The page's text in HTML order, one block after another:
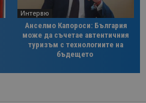
Интервю
Анселмо Капороси: България
може да съчетае автентичния
туризъм с технологиите на
бъдещето